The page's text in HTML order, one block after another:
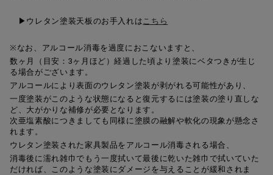
▶︎ウレタン塗装天板のお手入れはこちら
※なお、アルコール消毒を過度におこないますと、
数ヶ月（目安：3ヶ月ほど）経過した頃より塗装にベタつきが生じ
る場合がございます。
アルコールにより表面のウレタン塗装が剥がれる可能性があり、
一度塗装がこのような状態になると復元するには塗装の塗り直しな
ど、大がかりな補修が必要となります。
次亜塩素酸につきましても同様に塗膜の融解や軟化の現象が懸念さ
れます。
ウレタン塗装された家具製品をアルコール消毒される場合、
消毒後に濡れ雑巾でもう一度拭いて最後に乾いた雑巾で拭いていた
だければ、 このような塗装にダメージを与えることが緩和されま